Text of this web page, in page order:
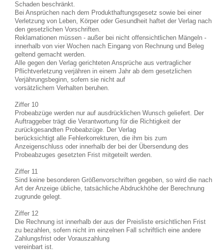
Schaden beschränkt.
Bei Ansprüchen nach dem Produkthaftungsgesetz sowie bei einer
Verletzung von Leben, Körper oder Gesundheit haftet der Verlag nach
den gesetzlichen Vorschriften.
Reklamationen müssen - außer bei nicht offensichtlichen Mängeln -
innerhalb von vier Wochen nach Eingang von Rechnung und Beleg
geltend gemacht werden.
Alle gegen den Verlag gerichteten Ansprüche aus vertraglicher
Pflichtverletzung verjähren in einem Jahr ab dem gesetzlichen
Verjährungsbeginn, sofern sie nicht auf
vorsätzlichem Verhalten beruhen.
Ziffer 10
Probeabzüge werden nur auf ausdrücklichen Wunsch geliefert. Der
Auftraggeber trägt die Verantwortung für die Richtigkeit der
zurückgesandten Probeabzüge. Der Verlag
berücksichtigt alle Fehlerkorrekturen, die ihm bis zum
Anzeigenschluss oder innerhalb der bei der Übersendung des
Probeabzuges gesetzten Frist mitgeteilt werden.
Ziffer 11
Sind keine besonderen Größenvorschriften gegeben, so wird die nach
Art der Anzeige übliche, tatsächliche Abdruckhöhe der Berechnung
zugrunde gelegt.
Ziffer 12
Die Rechnung ist innerhalb der aus der Preisliste ersichtlichen Frist
zu bezahlen, sofern nicht im einzelnen Fall schriftlich eine andere
Zahlungsfrist oder Vorauszahlung
vereinbart ist.